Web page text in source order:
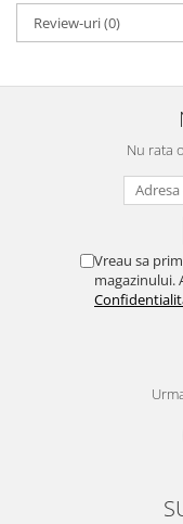
Review-uri(0)
Nu rata
Vreau sa
magazinului.